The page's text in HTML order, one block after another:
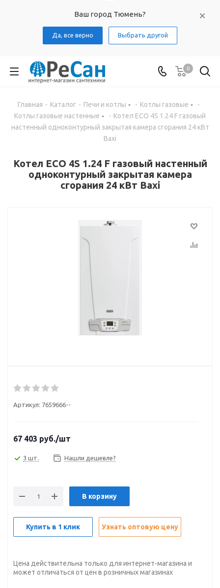
Ваш город Тюмень?
Да, все верно Выбрать другой
0
Главная - Каталог - Печи и котлы - Котлы газовые
-
Котлы газовые настенные
- Котел ECO 4S 1.24 F газовый
настенный одноконтурный закрытая камера сгорания 24 кВт
Baxi
Котел ECO 4S 1.24 F газовый настенный
одноконтурный закрытая камера
сгорания 24 кВт Baxi
Артикул: 7659666--
67 403 руб./шт
3 шт. Нашли дешевле?
В корзину
Купить в 1 клик Узнать оптовую цену
Цена действительна только для интернет-магазина и
может отличаться от цен в розничных магазинах